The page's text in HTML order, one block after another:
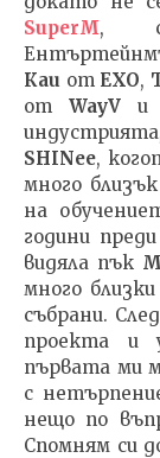
SuperM,
Каи от EXO,
от WayVи
SHINee,
много
на
години
видяла пък
много
събрани.
проекта и
първата ми
с
нещо по
Спомням си